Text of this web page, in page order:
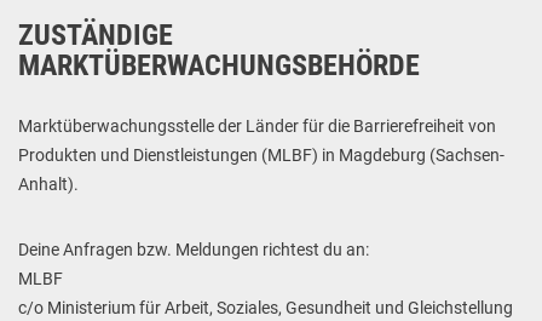
ZUSTÄNDIGE
MARKTÜBERWACHUNGSBEHÖRDE
Marktüberwachungsstelle der Länder für die Barrierefreiheit von
Produkten und Dienstleistungen (MLBF) in Magdeburg (Sachsen-
Anhalt).
Deine Anfragen bzw. Meldungen richtest du an:
MLBF
c/o Ministerium für Arbeit, Soziales, Gesundheit und Gleichstellung